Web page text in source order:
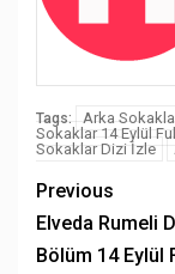
Tags: Arka
Sokaklar 14 Eylül
Sokaklar Dizi İzle
Previous
Elveda Rumeli
Bölüm 14 Eylül